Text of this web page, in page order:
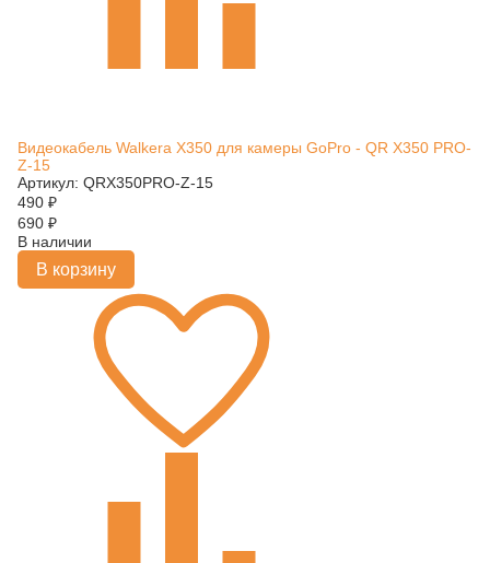
Видеокабель Walkera X350 для камеры GoPro - QR X350 PRO-
Z-15
Артикул: QRX350PRO-Z-15
490 ₽
690 ₽
В наличии
В корзину